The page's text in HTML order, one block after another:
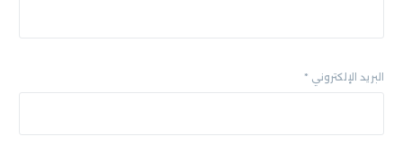
البريد الإلكتروني *